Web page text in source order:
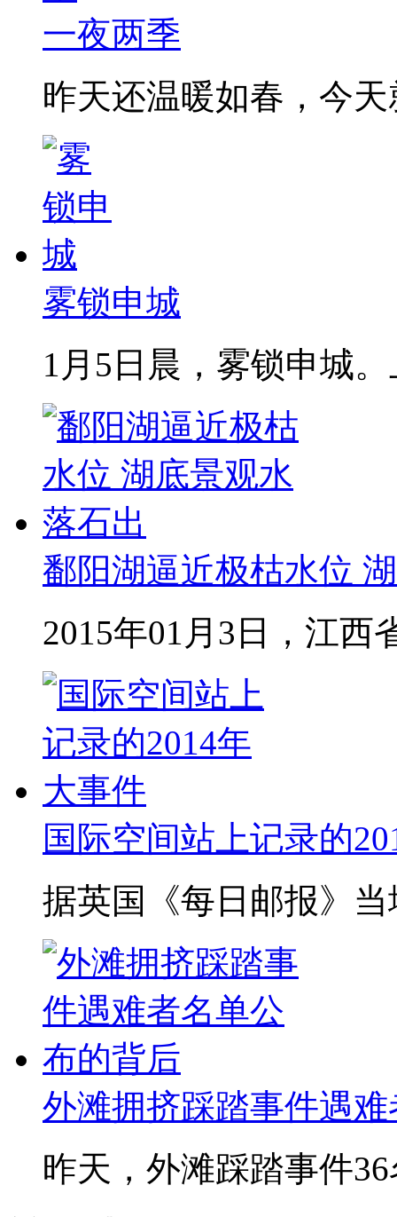
一夜两季
昨天还温暖如春，今
雾锁申城
1月5日晨，雾锁申城
鄱阳湖逼近极枯水位
2015年01月3日，江西
国际空间站上记录的
据英国《每日邮报》
外滩拥挤踩踏事件遇
昨天，外滩踩踏事件